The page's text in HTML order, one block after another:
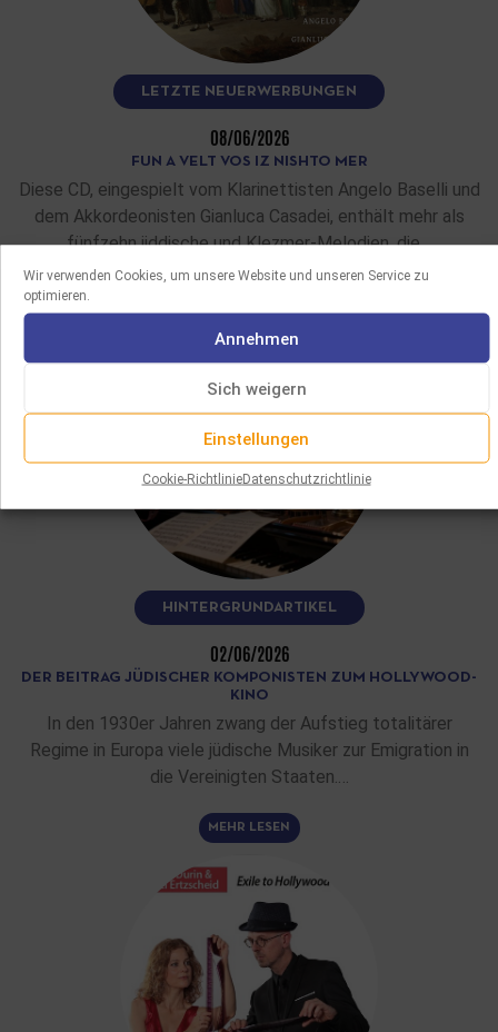
Wir verwenden Cookies, um unsere Website und unseren Service zu
optimieren.
Annehmen
Sich weigern
Einstellungen
Cookie-RichtlinieDatenschutzrichtlinie
LETZTE NEUERWERBUNGEN
08/06/2026
FUN A VELT VOS IZ NISHTO MER
Diese CD, eingespielt vom Klarinettisten Angelo Baselli und
dem Akkordeonisten Gianluca Casadei, enthält mehr als
fünfzehn jiddische und Klezmer-Melodien, die…
HINTERGRUNDARTIKEL
02/06/2026
DER BEITRAG JÜDISCHER KOMPONISTEN ZUM HOLLYWOOD-
KINO
In den 1930er Jahren zwang der Aufstieg totalitärer
Regime in Europa viele jüdische Musiker zur Emigration in
die Vereinigten Staaten.…
MEHR LESEN